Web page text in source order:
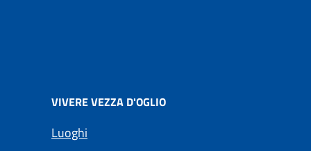
VIVERE VEZZA D'OGLIO
Luoghi